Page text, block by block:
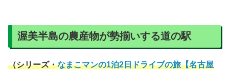
渥美半島の農産物が勢揃いする道の駅
（シリーズ・なまこマンの1泊2日ドライブの旅【名古屋